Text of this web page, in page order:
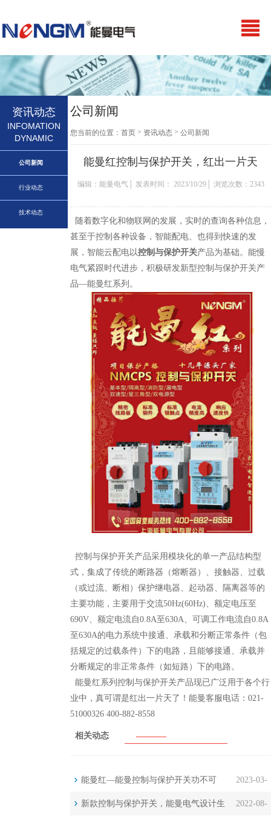
资讯动态
INFOMATION
DYNAMIC
公司新闻
行业动态
技术动态
公司新闻
您当前的位置：首页 > 资讯动态 >公司新闻
能曼红控制与保护开关，红出一片天
编辑：能曼电气│ 发表时间： 2023/10/29│ 浏览次数：2343
随着数字化和物联网的发展，实时的查询各种信息，
甚至于控制各种设备，智能配电、也得到快速的发
展，智能云配电以控制与保护开关产品为基础。能慢
电气紧跟时代进步，积极研发新型控制与保护开关产
品—能曼红系列。
控制与保护开关产品采用模块化的单一产品结构型
式，集成了传统的断路器（熔断器）、接触器、过载
（或过流、断相）保护继电器、起动器、隔离器等的
主要功能，主要用于交流50Hz(60Hz)、额定电压至
690V、额定电流自0.8A至630A、可调工作电流自0.8A
至630A的电力系统中接通、承载和分断正常条件（包
括规定的过载条件）下的电路，且能够接通、承载并
分断规定的非正常条件（如短路）下的电路。
能曼红系列控制与保护开关产品现已广泛用于各个行
业中，真可谓是红出一片天了！能曼客服电话：021-
51000326 400-882-8558
相关动态
能曼红—能曼控制与保护开关功不可
没…
2023-03-
08
新款控制与保护开关，能曼电气设计生 2022-08-